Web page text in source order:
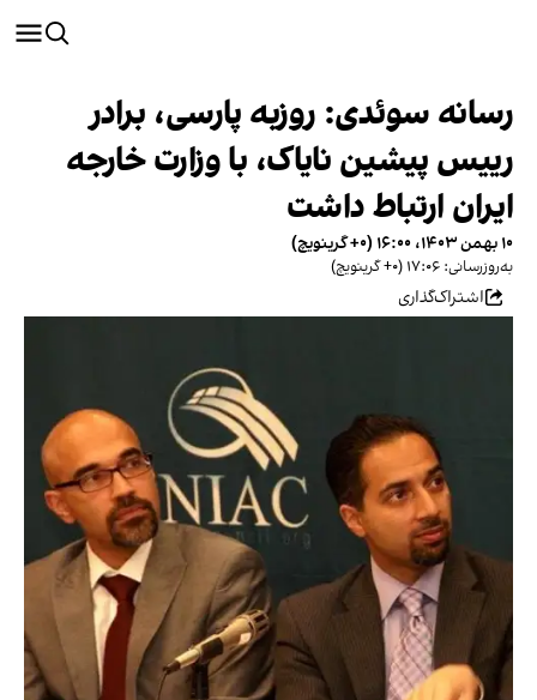
رسانه سوئدی: روزبه پارسی، برادر
رییس پیشین نایاک، با وزارت خارجه
ایران ارتباط داشت
۱۰ بهمن ۱۴۰۳، ۱۶:۰۰ (‎+۰ گرینویچ)
به‌روزرسانی: ۱۷:۰۶ (‎+۰ گرینویچ)
اشتراک‌گذاری